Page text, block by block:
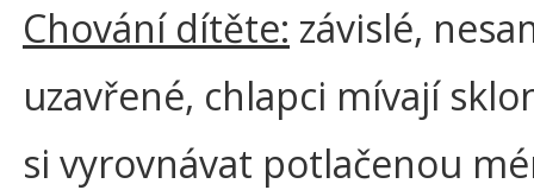
Chování dítěte: závislé,
uzavřené, chlapci mívají
si vyrovnávat potlačenou